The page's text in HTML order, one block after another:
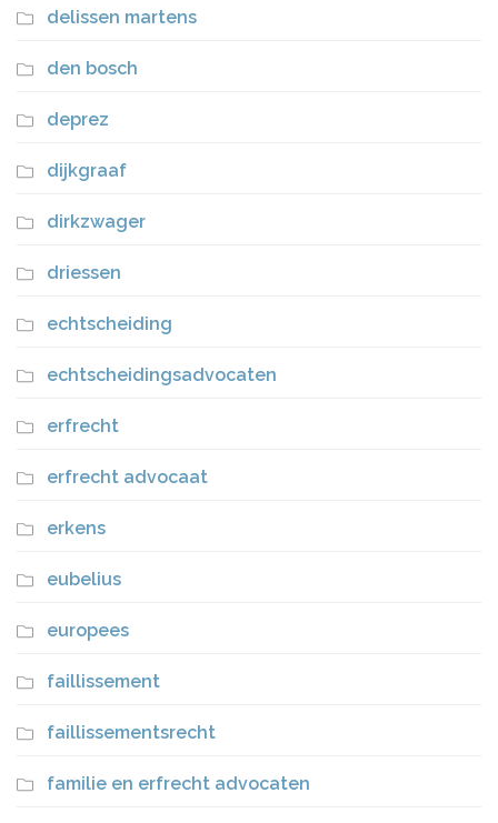
delissen martens
den bosch
deprez
dijkgraaf
dirkzwager
driessen
echtscheiding
echtscheidingsadvocaten
erfrecht
erfrecht advocaat
erkens
eubelius
europees
faillissement
faillissementsrecht
familie en erfrecht advocaten